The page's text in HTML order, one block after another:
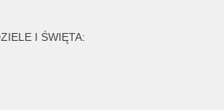
I ŚWIĘTA: